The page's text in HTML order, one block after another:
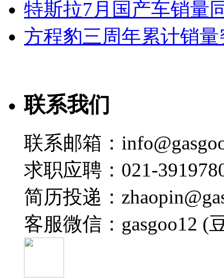
特斯拉7月国产车销量
方程豹三周年累计销
联系我们
联系邮箱：
求职应聘：021-
简历投递：
客服微信：gasgoo12 (